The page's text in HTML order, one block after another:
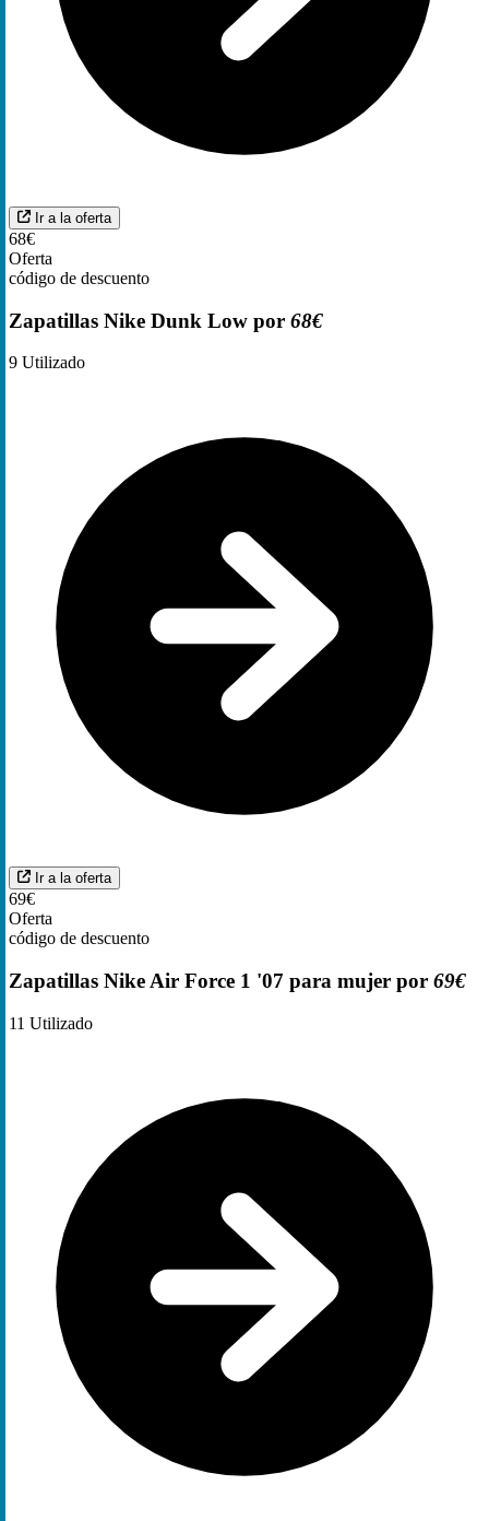
Ir a la oferta
68€
Oferta
código de descuento
Zapatillas Nike Dunk Low por 68€
9 Utilizado
Ir a la oferta
69€
Oferta
código de descuento
Zapatillas Nike Air Force 1 '07 para mujer por 69€
11 Utilizado